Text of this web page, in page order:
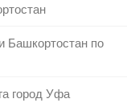
Башкортостан по
город Уфа